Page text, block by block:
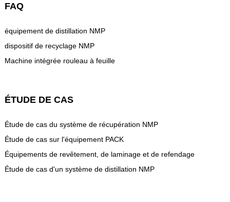
FAQ
équipement de distillation NMP
dispositif de recyclage NMP
Machine intégrée rouleau à feuille
ÉTUDE DE CAS
Étude de cas du système de récupération NMP
Étude de cas sur l'équipement PACK
Équipements de revêtement, de laminage et de refendage
Étude de cas d'un système de distillation NMP